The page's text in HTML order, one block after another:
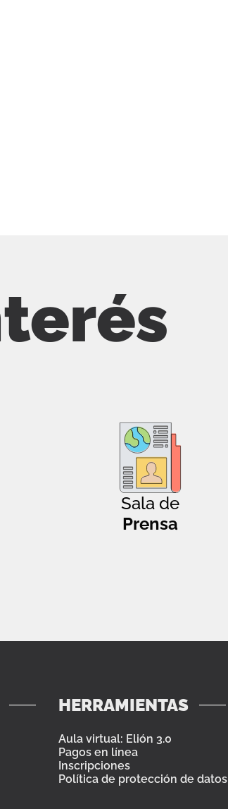
Sala de
Prensa
HERRAMIENTAS
Aula virtual: Elión 3.0
Pagos en línea
Inscripciones
Política de protección de datos